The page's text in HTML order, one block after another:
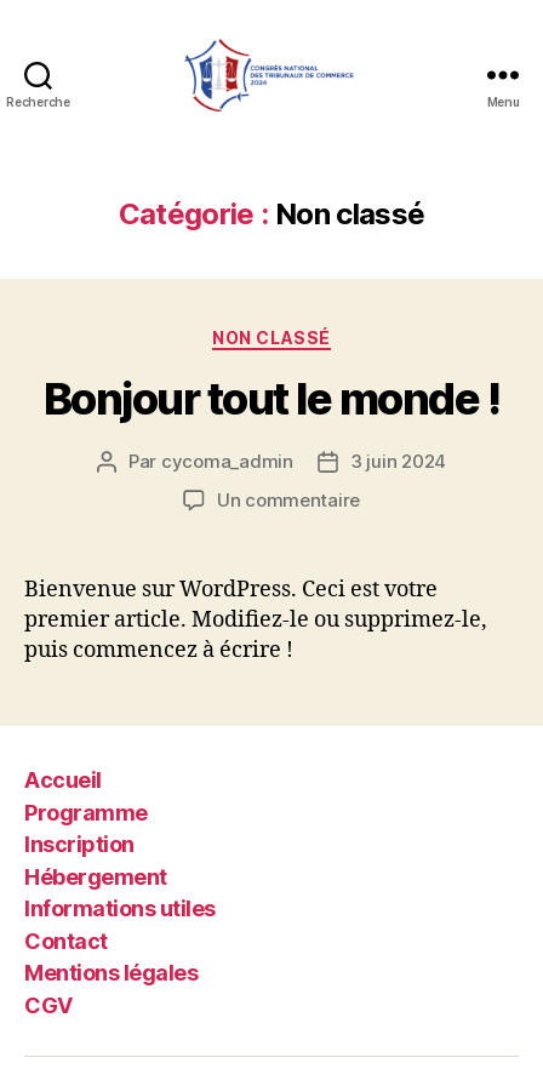
Recherche Menu
Catégorie : Non classé
Catégories
NON CLASSÉ
Bonjour tout le monde !
Auteur
Par cycoma_admin
Date
de
3 juin 2024
Un commentairesur
le
monde !
Bienvenue sur WordPress. Ceci est votre
premier article. Modifiez-le ou supprimez-le,
puis commencez à écrire !
Accueil
Programme
Inscription
Hébergement
Informations utiles
Contact
Mentions légales
CGV